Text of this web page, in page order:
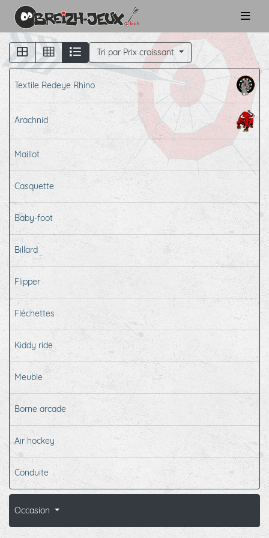
Tri par Prix croissant
Textile Redeye Rhino
Arachnid
Maillot
Casquette
Baby-foot
Billard
Flipper
Fléchettes
Kiddy ride
Meuble
Borne arcade
Air hockey
Conduite
Occasion